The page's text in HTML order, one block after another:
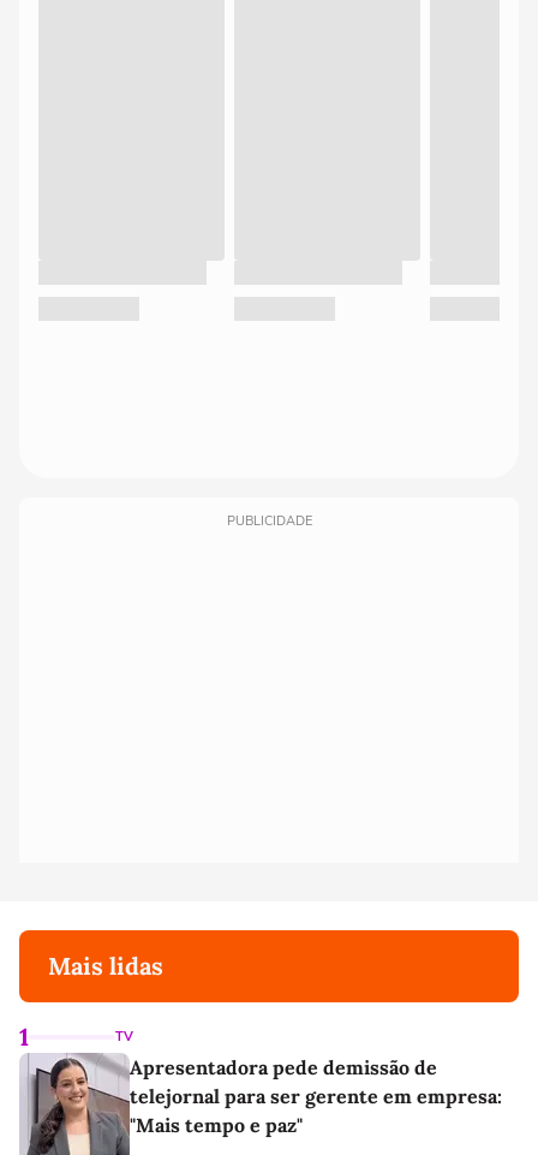
PUBLICIDADE
Mais lidas
1 TV
Apresentadora pede demissão de
telejornal para ser gerente em empresa:
"Mais tempo e paz"